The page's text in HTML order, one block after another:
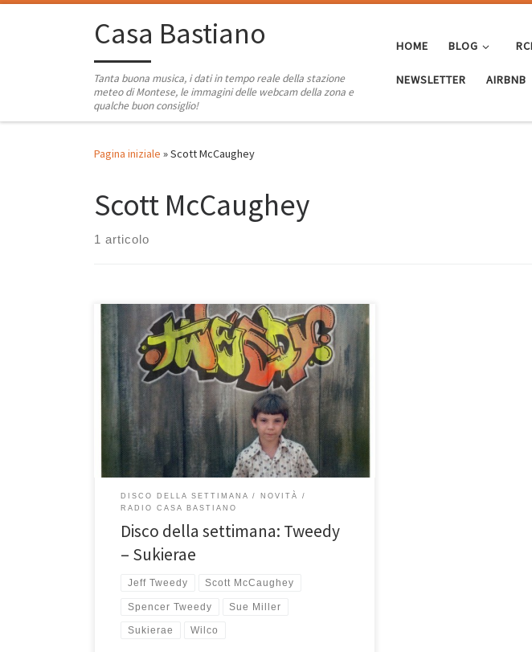
Passa al contenutoCasa Bastiano
Tanta buona musica, i dati in tempo reale della stazione
meteo di Montese, le immagini delle webcam della zona e
qualche buon consiglio!
HOME BLOG
NEWSLETTER AIRBNB
Pagina iniziale »Scott McCaughey
Scott McCaughey
1 articolo
E’ un quadretto famigliare da incorniciare quello che ci
presenta Jeff Tweedy al di fuori dei Wilco: lui alla
voce, il figlio diciottenne Spencer (chiaramente
Tweedy) alla batteria ed un caro amico come Scott
McCaughey al piano e tastiere. A chiudere il cerchio
della perfezione ci sono il titolo del disco, Sukierae,
DISCO DELLA SETTIMANA
NOVITÀ
RADIO CASA BASTIANO
Disco della settimana: Tweedy
– Sukierae
Jeff Tweedy Scott McCaughey
Spencer Tweedy Sue Miller
Sukierae Wilco